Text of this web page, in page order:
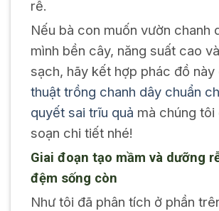
rễ.
Nếu bà con muốn vườn chanh
mình bền cây, năng suất cao
sạch, hãy kết hợp phác đồ này
thuật trồng chanh dây chuẩn
quyết sai trĩu quả mà chúng tôi
soạn chi tiết nhé!
Giai đoạn tạo mầm và dưỡng
đệm sống còn
Như tôi đã phân tích ở phần